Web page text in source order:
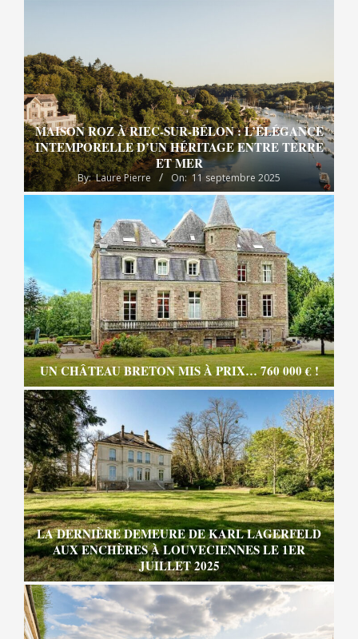
MAISON ROZ À RIEC-SUR-BÉLON : L’ÉLÉGANCE
INTEMPORELLE D’UN HÉRITAGE ENTRE TERRE
ET MER
By: Laure Pierre On: 11 septembre 2025
UN CHÂTEAU BRETON MIS À PRIX… 760 000 € !
LA DERNIÈRE DEMEURE DE KARL LAGERFELD
AUX ENCHÈRES À LOUVECIENNES LE 1ER
JUILLET 2025